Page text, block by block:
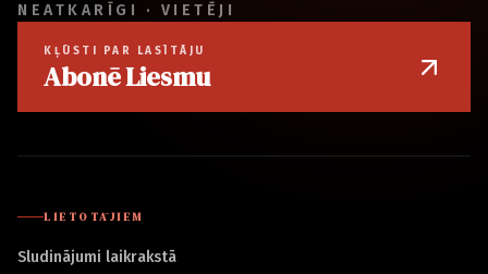
NEATKARĪGI · VIETĒJI
KĻŪSTI PAR LASĪTĀJU
Abonē Liesmu
LIETOTĀJIEM
Sludinājumi laikrakstā